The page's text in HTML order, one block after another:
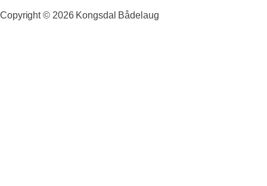
Copyright © 2026Kongsdal Bådelaug